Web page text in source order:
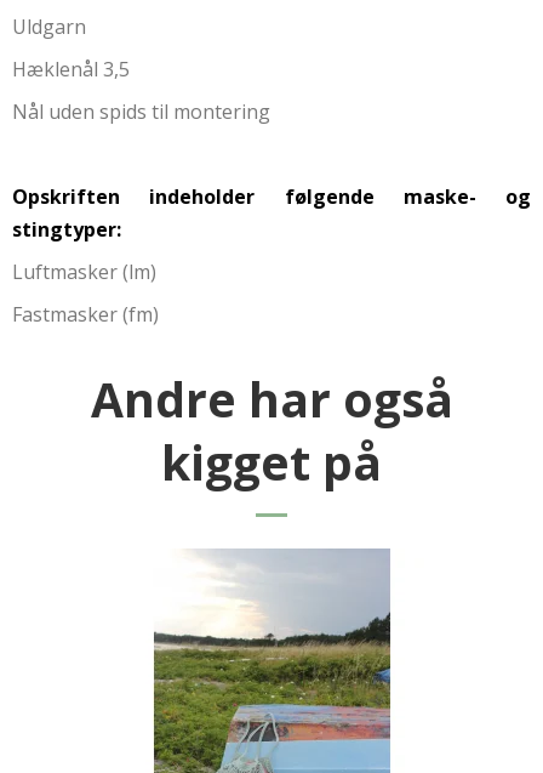
Uldgarn
Hæklenål 3,5
Nål uden spids til montering
Opskriften indeholder følgende maske- og
stingtyper:
Luftmasker (lm)
Fastmasker (fm)
Andre har også
kigget på